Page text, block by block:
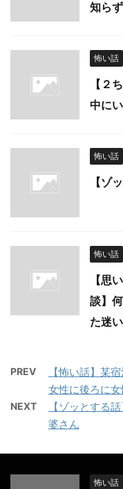
知ら
怖い話
【２
中に
怖い話
【ゾ
怖い話
【思
談】
た迷
PREV
【怖い話】某
女性に後ろに
NEXT
【ゾッとする
婆さん
怖い話